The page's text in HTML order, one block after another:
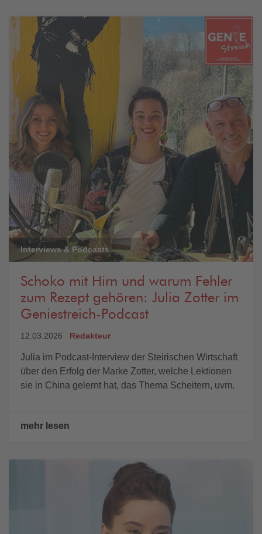
Interviews & Podcasts
Schoko mit Hirn und warum Fehler
zum Rezept gehören: Julia Zotter im
Geniestreich-Podcast
12.03.2026 Redakteur
Julia im Podcast-Interview der Steirischen Wirtschaft
über den Erfolg der Marke Zotter, welche Lektionen
sie in China gelernt hat, das Thema Scheitern, uvm.
mehr lesen